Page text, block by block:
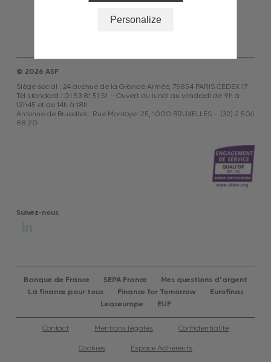
© 2026 ASF
Siège social : 24 avenue de la Grande Armée, 75854 PARIS CEDEX 17
Tél standard : 01 53 81 51 51 – Ouvert du lundi au vendredi de 9h à
12h45 et de 14h à 18h
Antenne de Bruxelles : Rue Montoyer 25, 1000 BRUXELLES – (32) 2 506
88 20
Suivez-nous
Banque de France SEPA France
Mes questions d’argent
La finance pour tous
Finance for Tomorrow
Eurofinas
Leaseurope
EUF
Contact Mentions légales Confidentialité
Cookies Espace Adhérents
Personalize